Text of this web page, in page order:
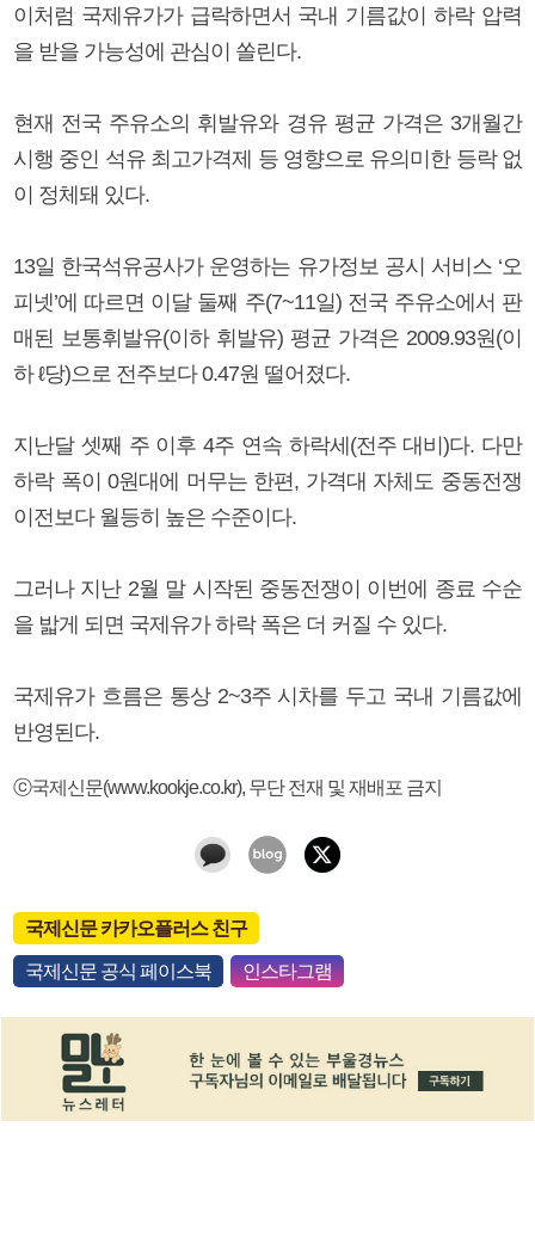
이처럼 국제유가가 급락하면서 국내 기름값이 하락 압력
을 받을 가능성에 관심이 쏠린다.
현재 전국 주유소의 휘발유와 경유 평균 가격은 3개월간
시행 중인 석유 최고가격제 등 영향으로 유의미한 등락 없
이 정체돼 있다.
13일 한국석유공사가 운영하는 유가정보 공시 서비스 ‘오
피넷’에 따르면 이달 둘째 주(7~11일) 전국 주유소에서 판
매된 보통휘발유(이하 휘발유) 평균 가격은 2009.93원(이
하 ℓ당)으로 전주보다 0.47원 떨어졌다.
지난달 셋째 주 이후 4주 연속 하락세(전주 대비)다. 다만
하락 폭이 0원대에 머무는 한편, 가격대 자체도 중동전쟁
이전보다 월등히 높은 수준이다.
그러나 지난 2월 말 시작된 중동전쟁이 이번에 종료 수순
을 밟게 되면 국제유가 하락 폭은 더 커질 수 있다.
국제유가 흐름은 통상 2~3주 시차를 두고 국내 기름값에
반영된다.
ⓒ국제신문(www.kookje.co.kr), 무단 전재 및 재배포 금지
국제신문 카카오플러스 친구
국제신문 공식 페이스북 인스타그램